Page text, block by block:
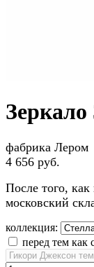
Зеркало
фабрика Лером
4 656 руб.
После того, как
московский
коллекция:
перед тем как